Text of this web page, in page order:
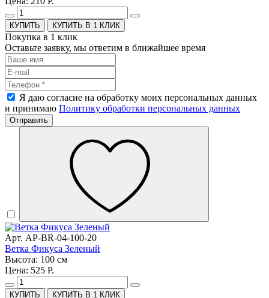
КУПИТЬ В 1 КЛИК
Покупка в 1 клик
Оставьте заявку, мы ответим в ближайшее время
Я даю согласие на обработку моих персональных данных
и принимаю Политику обработки персональных данных
Отправить
Арт. AP-BR-04-100-20
Ветка Фикуса Зеленый
Высота: 100 см
Цена: 525 Р.
КУПИТЬ В 1 КЛИК